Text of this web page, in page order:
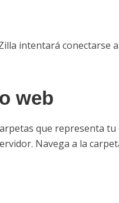
intentará conectarse
web
que representa
Navega a la